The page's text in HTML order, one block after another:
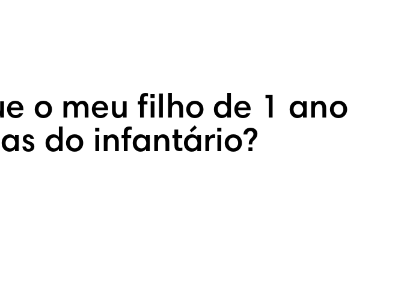
o meu filho de 1 ano
do infantário?